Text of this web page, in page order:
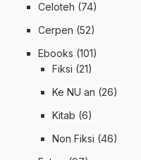
Celoteh (74)
Cerpen (52)
Ebooks (101)
Fiksi (21)
Ke NU an (26)
Kitab (6)
Non Fiksi (46)